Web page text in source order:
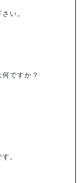
い。
ですか？
。